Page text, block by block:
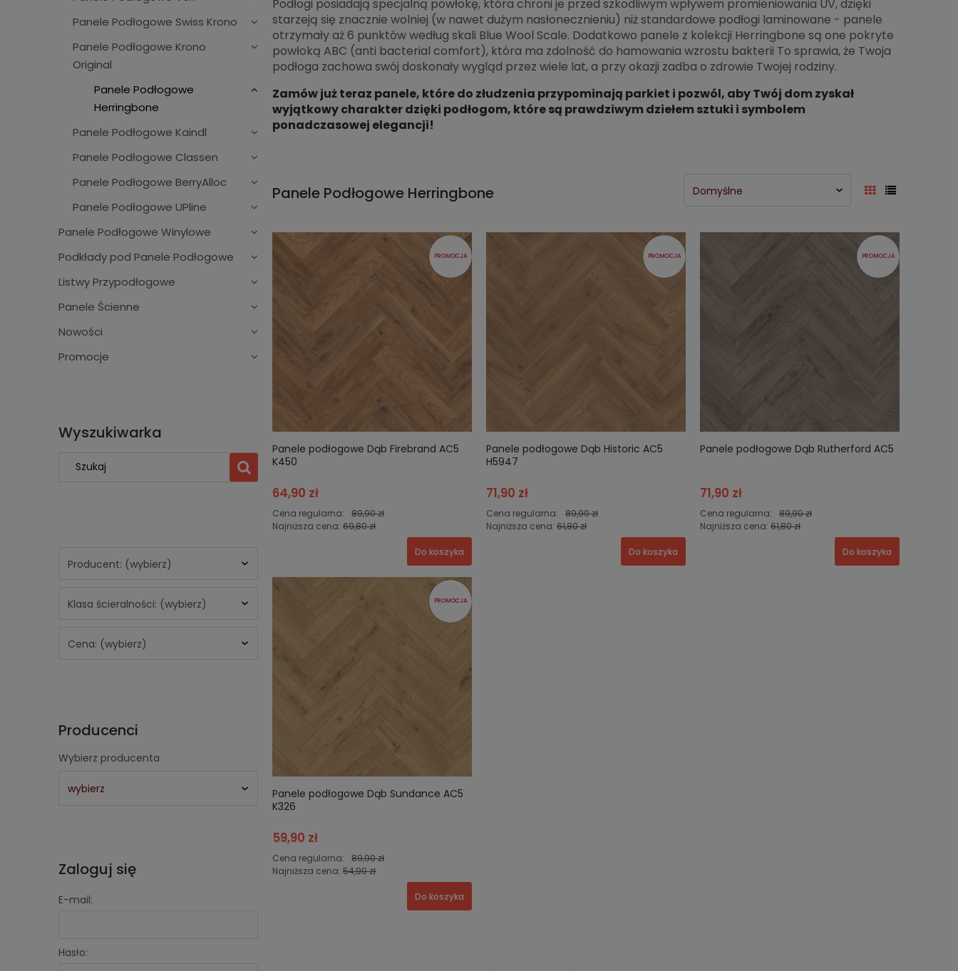
Panele Podłogowe Swiss Krono
Panele Podłogowe Krono
Original
Panele Podłogowe
Herringbone
Panele Podłogowe Kaindl
Panele Podłogowe Classen
Panele Podłogowe BerryAlloc
Panele Podłogowe UPline
Panele Podłogowe Winylowe
Podkłady pod Panele Podłogowe
Listwy Przypodłogowe
Panele Ścienne
Nowości
Promocje
Wyszukiwarka
Producent: (wybierz)
Klasa ścieralności: (wybierz)
Cena: (wybierz)
Producenci
Wybierz producenta
Zaloguj się
E-mail:
Hasło:
Podłogi posiadają specjalną powłokę, która chroni je przed szkodliwym wpływem promieniowania UV, dzięki
starzeją się znacznie wolniej (w nawet dużym nasłonecznieniu) niż standardowe podłogi laminowane - panele
otrzymały aż 6 punktów według skali Blue Wool Scale. Dodatkowo panele z kolekcji Herringbone są one pokryte
powłoką ABC (anti bacterial comfort), która ma zdolność do hamowania wzrostu bakterii To sprawia, że Twoja
podłoga zachowa swój doskonały wygląd przez wiele lat, a przy okazji zadba o zdrowie Twojej rodziny.
Zamów już teraz panele, które do złudzenia przypominają parkiet i pozwól, aby Twój dom zyskał
wyjątkowy charakter dzięki podłogom, które są prawdziwym dziełem sztuki i symbolem
ponadczasowej elegancji!
Panele Podłogowe Herringbone
Panele podłogowe Dąb Firebrand AC5
K450
64,90 zł
Cena regularna:
89,90 zł
Najniższa cena: 69,80 zł
Do koszyka
PROMOCJA
Panele podłogowe Dąb Historic AC5
H5947
71,90 zł
Cena regularna:
89,90 zł
Najniższa cena: 61,80 zł
Do koszyka
PROMOCJA
Panele podłogowe Dąb Rutherford AC5
71,90 zł
Cena regularna:
89,90 zł
Najniższa cena: 61,80 zł
Do koszyka
PROMOCJA
Panele podłogowe Dąb Sundance AC5
K326
59,90 zł
Cena regularna:
89,90 zł
Najniższa cena: 54,90 zł
Do koszyka
PROMOCJA